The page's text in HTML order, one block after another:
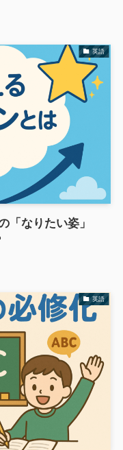
英語
「なりたい姿」
英語